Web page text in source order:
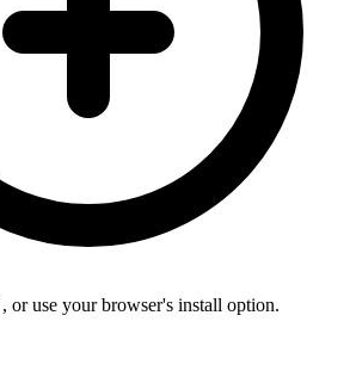
, or use your browser's install option.